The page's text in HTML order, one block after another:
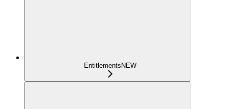
EntitlementsNEW